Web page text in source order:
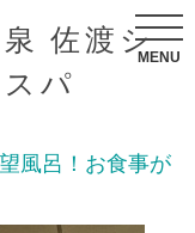
佐渡シ
パ
MENU
風呂！お食事が